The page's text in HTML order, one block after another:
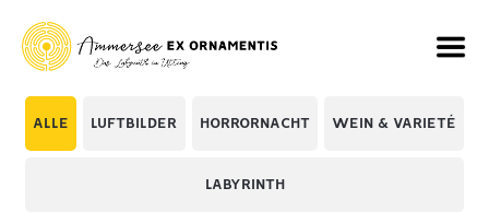
ALLE LUFTBILDER HORRORNACHT WEIN & VARIETÉ
LABYRINTH